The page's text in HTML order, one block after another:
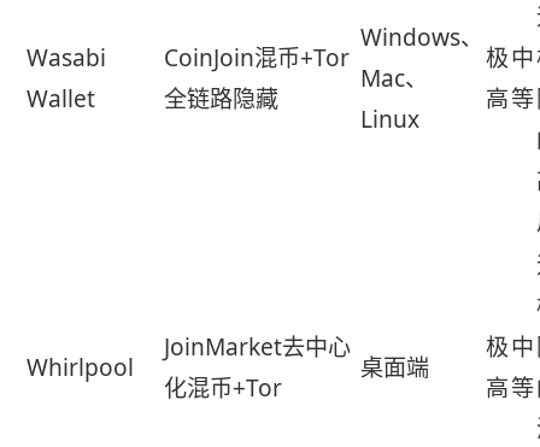
Wasabi
Wallet
CoinJoin混币+Tor
全链路隐藏
Windows、
Mac、
Linux
极
高
中
等
Whirlpool
JoinMarket去中心
化混币+Tor
桌面端
极
高
中
等